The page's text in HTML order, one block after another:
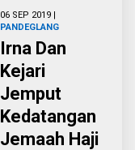
06 SEP 2019 |
PANDEGLANG
Irna Dan
Kejari
Jemput
Kedatangan
Jemaah Haji